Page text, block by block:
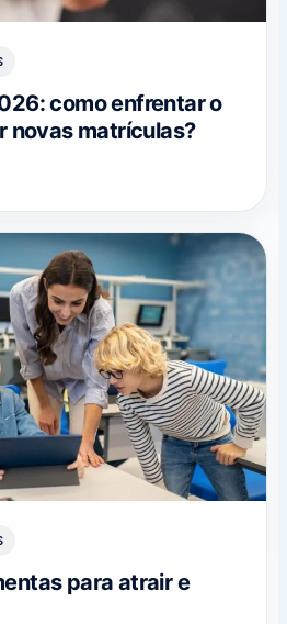
como enfrentar o
novas matrículas?
para atrair e